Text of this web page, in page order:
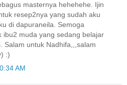
masternya hehehehe. Ijin
resep2nya yang sudah aku
di dapuraneila. Semoga
ibu2 muda yang sedang belajar
Salam untuk Nadhifa,,,salam
:)
AM